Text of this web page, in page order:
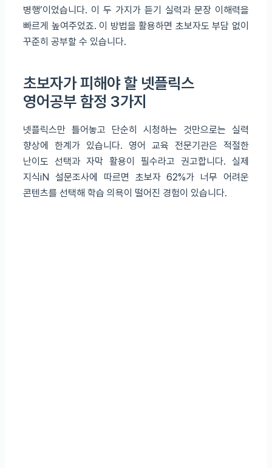
병행’이었습니다. 이 두 가지가 듣기 실력과 문장 이해력을
빠르게 높여주었죠. 이 방법을 활용하면 초보자도 부담 없이
꾸준히 공부할 수 있습니다.
초보자가 피해야 할 넷플릭스
영어공부 함정 3가지
넷플릭스만 틀어놓고 단순히 시청하는 것만으로는 실력
향상에 한계가 있습니다. 영어 교육 전문기관은 적절한
난이도 선택과 자막 활용이 필수라고 권고합니다. 실제
지식iN 설문조사에 따르면 초보자 62%가 너무 어려운
콘텐츠를 선택해 학습 의욕이 떨어진 경험이 있습니다.